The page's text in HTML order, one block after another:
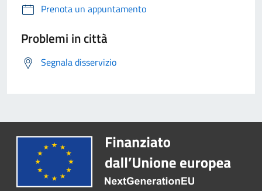
Prenota un appuntamento
Problemi in città
Segnala disservizio